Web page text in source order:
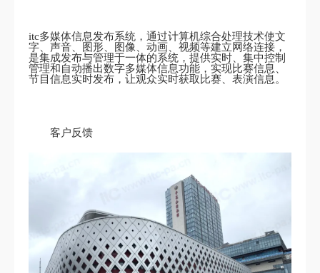
itc多媒体信息发布系统，通过计算机综合处理技术使文
字、声音、图形、图像、动画、视频等建立网络连接，
是集成发布与管理于一体的系统，提供实时、集中控制
管理和自动播出数字多媒体信息功能，实现比赛信息、
节目信息实时发布，让观众实时获取比赛、表演信息。
客户反馈